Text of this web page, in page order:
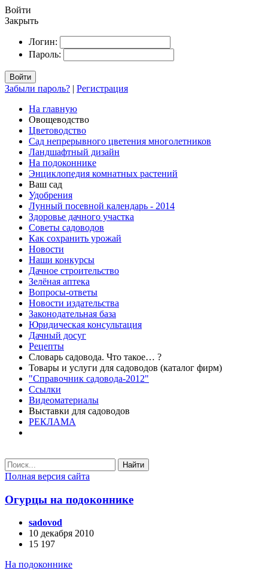
Войти
Закрыть
Логин:
Пароль:
Войти
Забыли пароль? | Регистрация
На главную
Овощеводство
Цветоводство
Сад непрерывного цветения многолетников
Ландшафтный дизайн
На подоконнике
Энциклопедия комнатных растений
Ваш сад
Удобрения
Лунный посевной календарь - 2014
Здоровье дачного участка
Советы садоводов
Как сохранить урожай
Новости
Наши конкурсы
Дачное строительство
Зелёная аптека
Вопросы-ответы
Новости издательства
Законодательная база
Юридическая консультация
Дачный досуг
Рецепты
Словарь садовода. Что такое… ?
Товары и услуги для садоводов (каталог фирм)
"Справочник садовода-2012"
Ссылки
Видеоматериалы
Выставки для садоводов
РЕКЛАМА
Найти
Полная версия сайта
Огурцы на подоконнике
sadovod
10 декабря 2010
15 197
На подоконнике